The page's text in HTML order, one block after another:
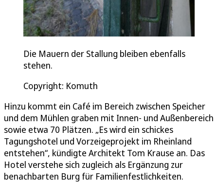
Die Mauern der Stallung bleiben ebenfalls
stehen.
Copyright: Komuth
Hinzu kommt ein Café im Bereich zwischen Speicher
und dem Mühlen graben mit Innen- und Außenbereich
sowie etwa 70 Plätzen. „Es wird ein schickes
Tagungshotel und Vorzeigeprojekt im Rheinland
entstehen“, kündigte Architekt Tom Krause an. Das
Hotel verstehe sich zugleich als Ergänzung zur
benachbarten Burg für Familienfestlichkeiten.